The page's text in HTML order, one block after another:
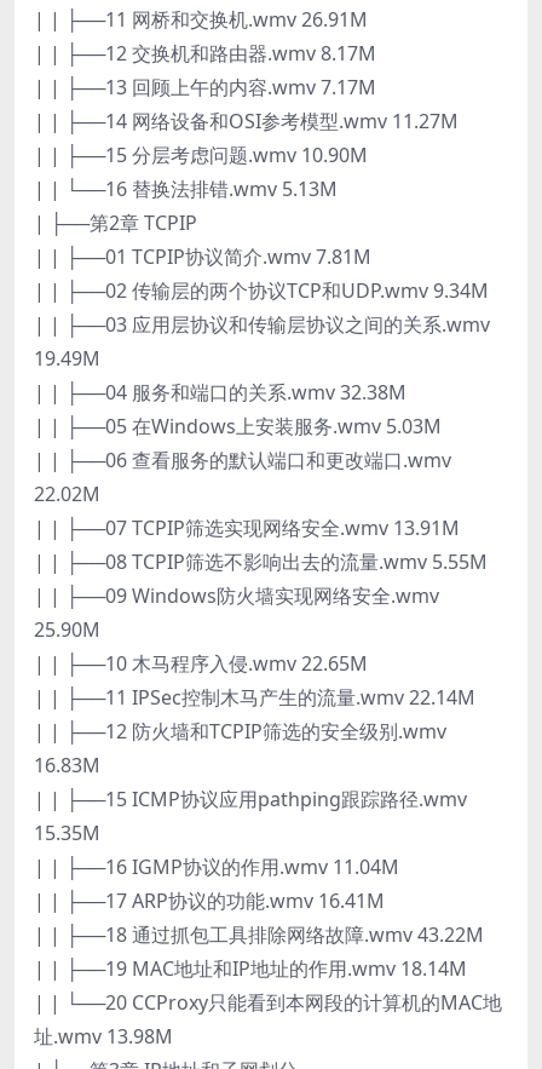
| | ├──11 网桥和交换机.wmv 26.91M
| | ├──12 交换机和路由器.wmv 8.17M
| | ├──13 回顾上午的内容.wmv 7.17M
| | ├──14 网络设备和OSI参考模型.wmv 11.27M
| | ├──15 分层考虑问题.wmv 10.90M
| | └──16 替换法排错.wmv 5.13M
| ├──第2章 TCPIP
| | ├──01 TCPIP协议简介.wmv 7.81M
| | ├──02 传输层的两个协议TCP和UDP.wmv 9.34M
| | ├──03 应用层协议和传输层协议之间的关系.wmv
19.49M
| | ├──04 服务和端口的关系.wmv 32.38M
| | ├──05 在Windows上安装服务.wmv 5.03M
| | ├──06 查看服务的默认端口和更改端口.wmv
22.02M
| | ├──07 TCPIP筛选实现网络安全.wmv 13.91M
| | ├──08 TCPIP筛选不影响出去的流量.wmv 5.55M
| | ├──09 Windows防火墙实现网络安全.wmv
25.90M
| | ├──10 木马程序入侵.wmv 22.65M
| | ├──11 IPSec控制木马产生的流量.wmv 22.14M
| | ├──12 防火墙和TCPIP筛选的安全级别.wmv
16.83M
| | ├──15 ICMP协议应用pathping跟踪路径.wmv
15.35M
| | ├──16 IGMP协议的作用.wmv 11.04M
| | ├──17 ARP协议的功能.wmv 16.41M
| | ├──18 通过抓包工具排除网络故障.wmv 43.22M
| | ├──19 MAC地址和IP地址的作用.wmv 18.14M
| | └──20 CCProxy只能看到本网段的计算机的MAC地
址.wmv 13.98M